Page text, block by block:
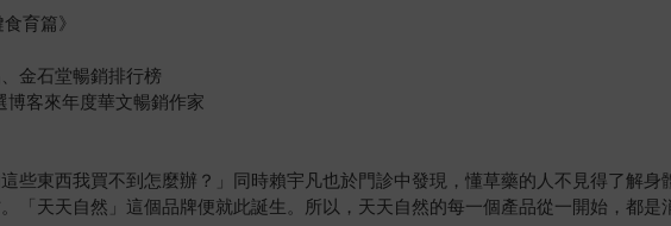
育篇》
金石堂暢銷排行榜
博客來年度華文暢銷作家
些東西我買不到怎麼辦？」同時賴宇凡也於門診中發現，懂草藥的人不見得了解
「天天自然」這個品牌便就此誕生。所以，天天自然的每一個產品從一開始，都是